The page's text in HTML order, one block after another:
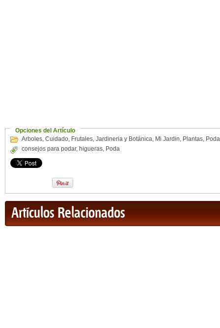
Opciones del Artículo
Arboles, Cuidado, Frutales, Jardineria y Botánica, Mi Jardin, Plantas, Poda
consejos para podar, higueras, Poda
Artículos Relacionados